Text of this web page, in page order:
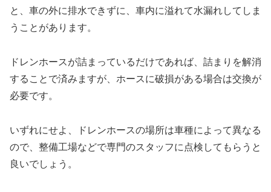
と、車の外に排水できずに、車内に溢れて水漏れしてしま
うことがあります。
ドレンホースが詰まっているだけであれば、詰まりを解消
することで済みますが、ホースに破損がある場合は交換が
必要です。
いずれにせよ、ドレンホースの場所は車種によって異なる
ので、整備工場などで専門のスタッフに点検してもらうと
良いでしょう。